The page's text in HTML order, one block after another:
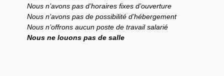
Nous n’avons pas d’horaires fixes d’ouverture
Nous n’avons pas de possibilité d’hébergement
Nous n’offrons aucun poste de travail salarié
Nous ne louons pas de salle